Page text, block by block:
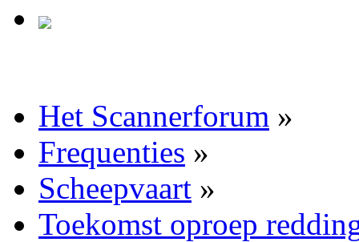
Het Scannerforum »
Frequenties »
Scheepvaart »
Toekomst oproep